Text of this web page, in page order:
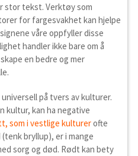
stor tekst. Verktøy som
for fargesvakhet kan hjelpe
våre oppfyller disse
handler ikke bare om å
en bedre og mer
på tvers av kulturer.
kultur, kan ha negative
som i vestlige kulturerofte
bryllup), er i mange
sorg og død. Rødt kan bety